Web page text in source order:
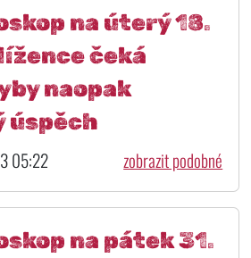
na úterý 18.
čeká
naopak
úspěch
05:22 zobrazit podobné
na pátek 31.